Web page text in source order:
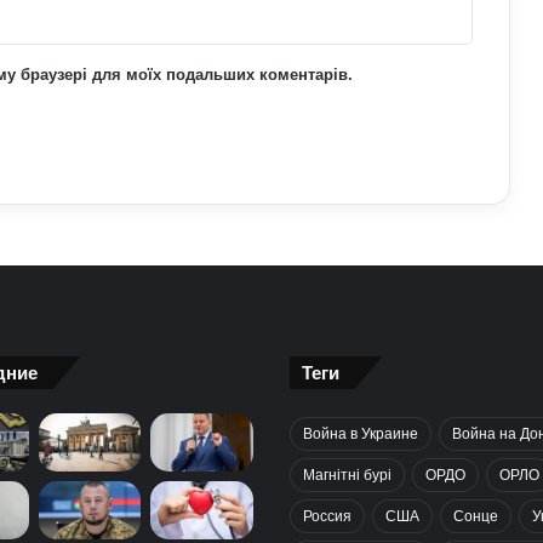
браузері для моїх подальших коментарів.
Теги
Война в Украине Война на
Магнітні бурі ОРДО ОРЛО
Россия США Сонце